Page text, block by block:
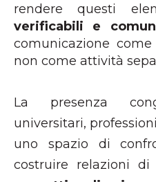
rendere questi
verificabili e
comunicazione
non come attività
La presenza
universitari,
uno spazio di
costruire relazioni